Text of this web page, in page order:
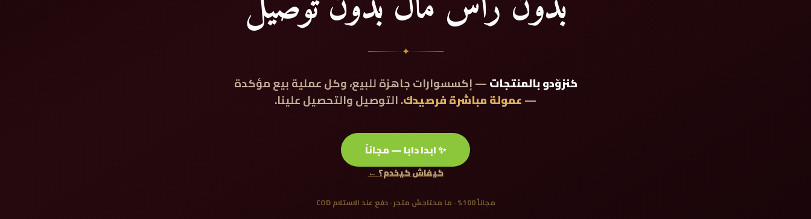
✦
كنزوّدو بالمنتجات— إكسسوارات جاهزة للبيع، وكل عملية بيع مؤكدة
—عمولة مباشرة فرصيدك. التوصيل والتحصيل علينا.
✨ ابدا دابا — مجاناً
كيفاش كيخدم؟ ←
مجاناً 100% · ما محتاجش متجر · دفع عند الاستلام COD